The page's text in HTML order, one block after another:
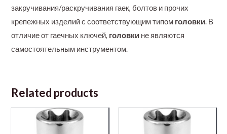
закручивания/раскручивания гаек, болтов и прочих
крепежных изделий с соответствующим типом головки. В
отличие от гаечных ключей, головки не являются
самостоятельным инструментом.
Related products